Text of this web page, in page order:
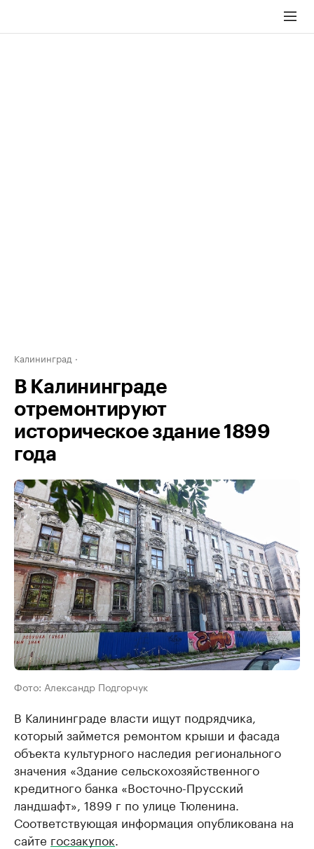
Калининград
В Калининграде
отремонтируют
историческое здание 1899
года
Фото: Александр Подгорчук
В Калининграде власти ищут подрядчика,
который займется ремонтом крыши и фасада
объекта культурного наследия регионального
значения «Здание сельскохозяйственного
кредитного банка «Восточно-Прусский
ландшафт», 1899 г по улице Тюленина.
Соответствующая информация опубликована на
сайте госзакупок